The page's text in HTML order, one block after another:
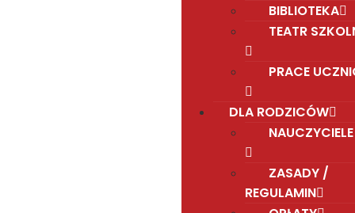
BIBLIOTEKA
TEATR
PRACE
DLA RODZICÓW
NAUCZYCIELE
ZASADY /
REGULAMIN